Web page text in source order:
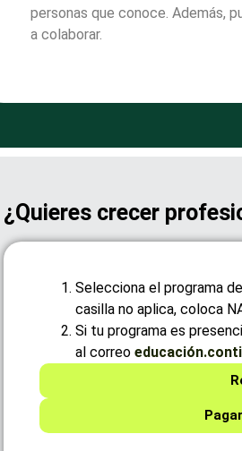
personas que conoce. Además,
a colaborar.
¿Quieres crecer
Selecciona el programa
casilla no aplica, coloca
Si tu programa es
al correo